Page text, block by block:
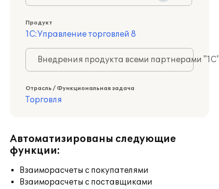
Продукт
1С:Управление торговлей 8
Внедрения продукта всеми партнерами
Отрасль / Функциональная задача
Торговля
Автоматизированы следующие
функции:
Взаиморасчеты с покупателями
Взаиморасчеты с поставщиками